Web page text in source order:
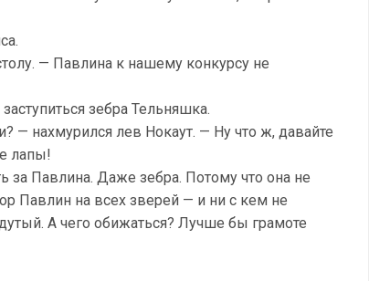
— Павлина к нашему конкурсу не
зебра Тельняшка.
— на­хмурился лев Нокаут. — Ну что ж, давайте
лапы!
за Пав­лина. Даже зебра. Потому что она не
Павлин на всех зверей — и ни с кем не
А чего обижаться? Лучше бы грамоте